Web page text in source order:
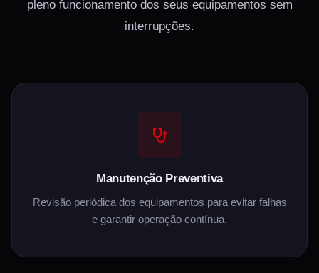
pleno funcionamento dos seus equipamentos sem
interrupções.
Manutenção Preventiva
Revisão periódica dos equipamentos para evitar falhas
e garantir operação contínua.